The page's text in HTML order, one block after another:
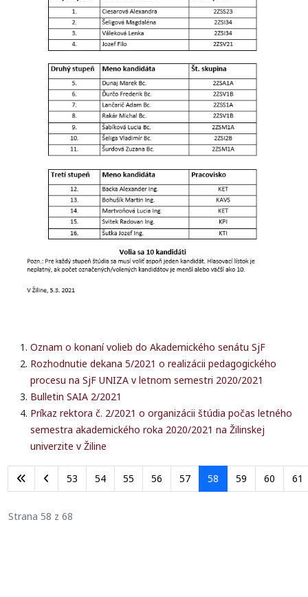
Oznam o konaní volieb do Akademického senátu SjF
Rozhodnutie dekana 5/2021 o realizácii pedagogického
procesu na SjF UNIZA v letnom semestri 2020/2021
Bulletin SAIA 2/2021
Príkaz rektora č. 2/2021 o organizácii štúdia počas letného
semestra akademického roka 2020/2021 na Žilinskej
univerzite v Žiline
53 54 55 56 57 58 59 60 61
Strana 58 z 68